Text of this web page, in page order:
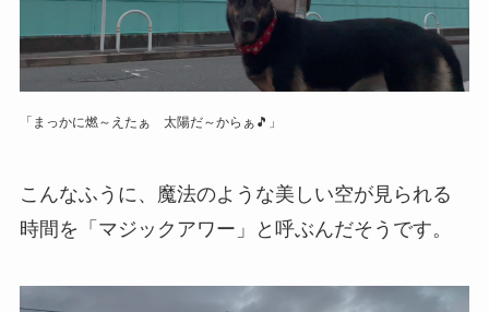
「まっかに燃～えたぁ 太陽だ～からぁ🎵」
こんなふうに、魔法のような美しい空が見られる
時間を「 マジックアワー 」と呼ぶんだそうです。